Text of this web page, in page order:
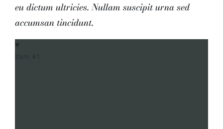
eu dictum ultricies. Nullam suscipit urna sed
accumsan tincidunt.
Item #1